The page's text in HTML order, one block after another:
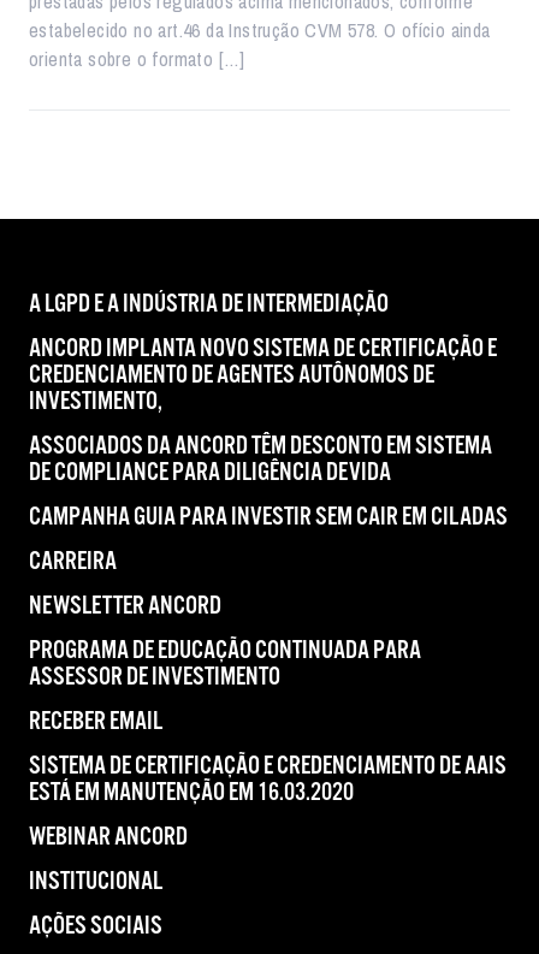
estabelecido no art.46 da Instrução CVM 578. O ofício ainda
orienta sobre o formato […]
A LGPD E A INDÚSTRIA DE INTERMEDIAÇÃO
ANCORD IMPLANTA NOVO SISTEMA DE CERTIFICAÇÃO E
CREDENCIAMENTO DE AGENTES AUTÔNOMOS DE
INVESTIMENTO,
ASSOCIADOS DA ANCORD TÊM DESCONTO EM SISTEMA
DE COMPLIANCE PARA DILIGÊNCIA DEVIDA
CAMPANHA GUIA PARA INVESTIR SEM CAIR EM CILADAS
CARREIRA
NEWSLETTER ANCORD
PROGRAMA DE EDUCAÇÃO CONTINUADA PARA
ASSESSOR DE INVESTIMENTO
RECEBER EMAIL
SISTEMA DE CERTIFICAÇÃO E CREDENCIAMENTO DE AAIS
ESTÁ EM MANUTENÇÃO EM 16.03.2020
WEBINAR ANCORD
INSTITUCIONAL
AÇÕES SOCIAIS